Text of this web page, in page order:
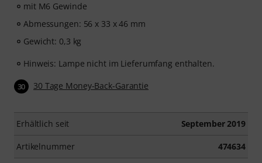
mit M6 Gewinde
Abmessungen: 56 x 33 x 46 mm
Gewicht: 0,3 kg
Hinweis: Lampe nicht im Lieferumfang enthalten.
30 30 Tage Money-Back-Garantie
Erhältlich seit September 2019
Artikelnummer 474634